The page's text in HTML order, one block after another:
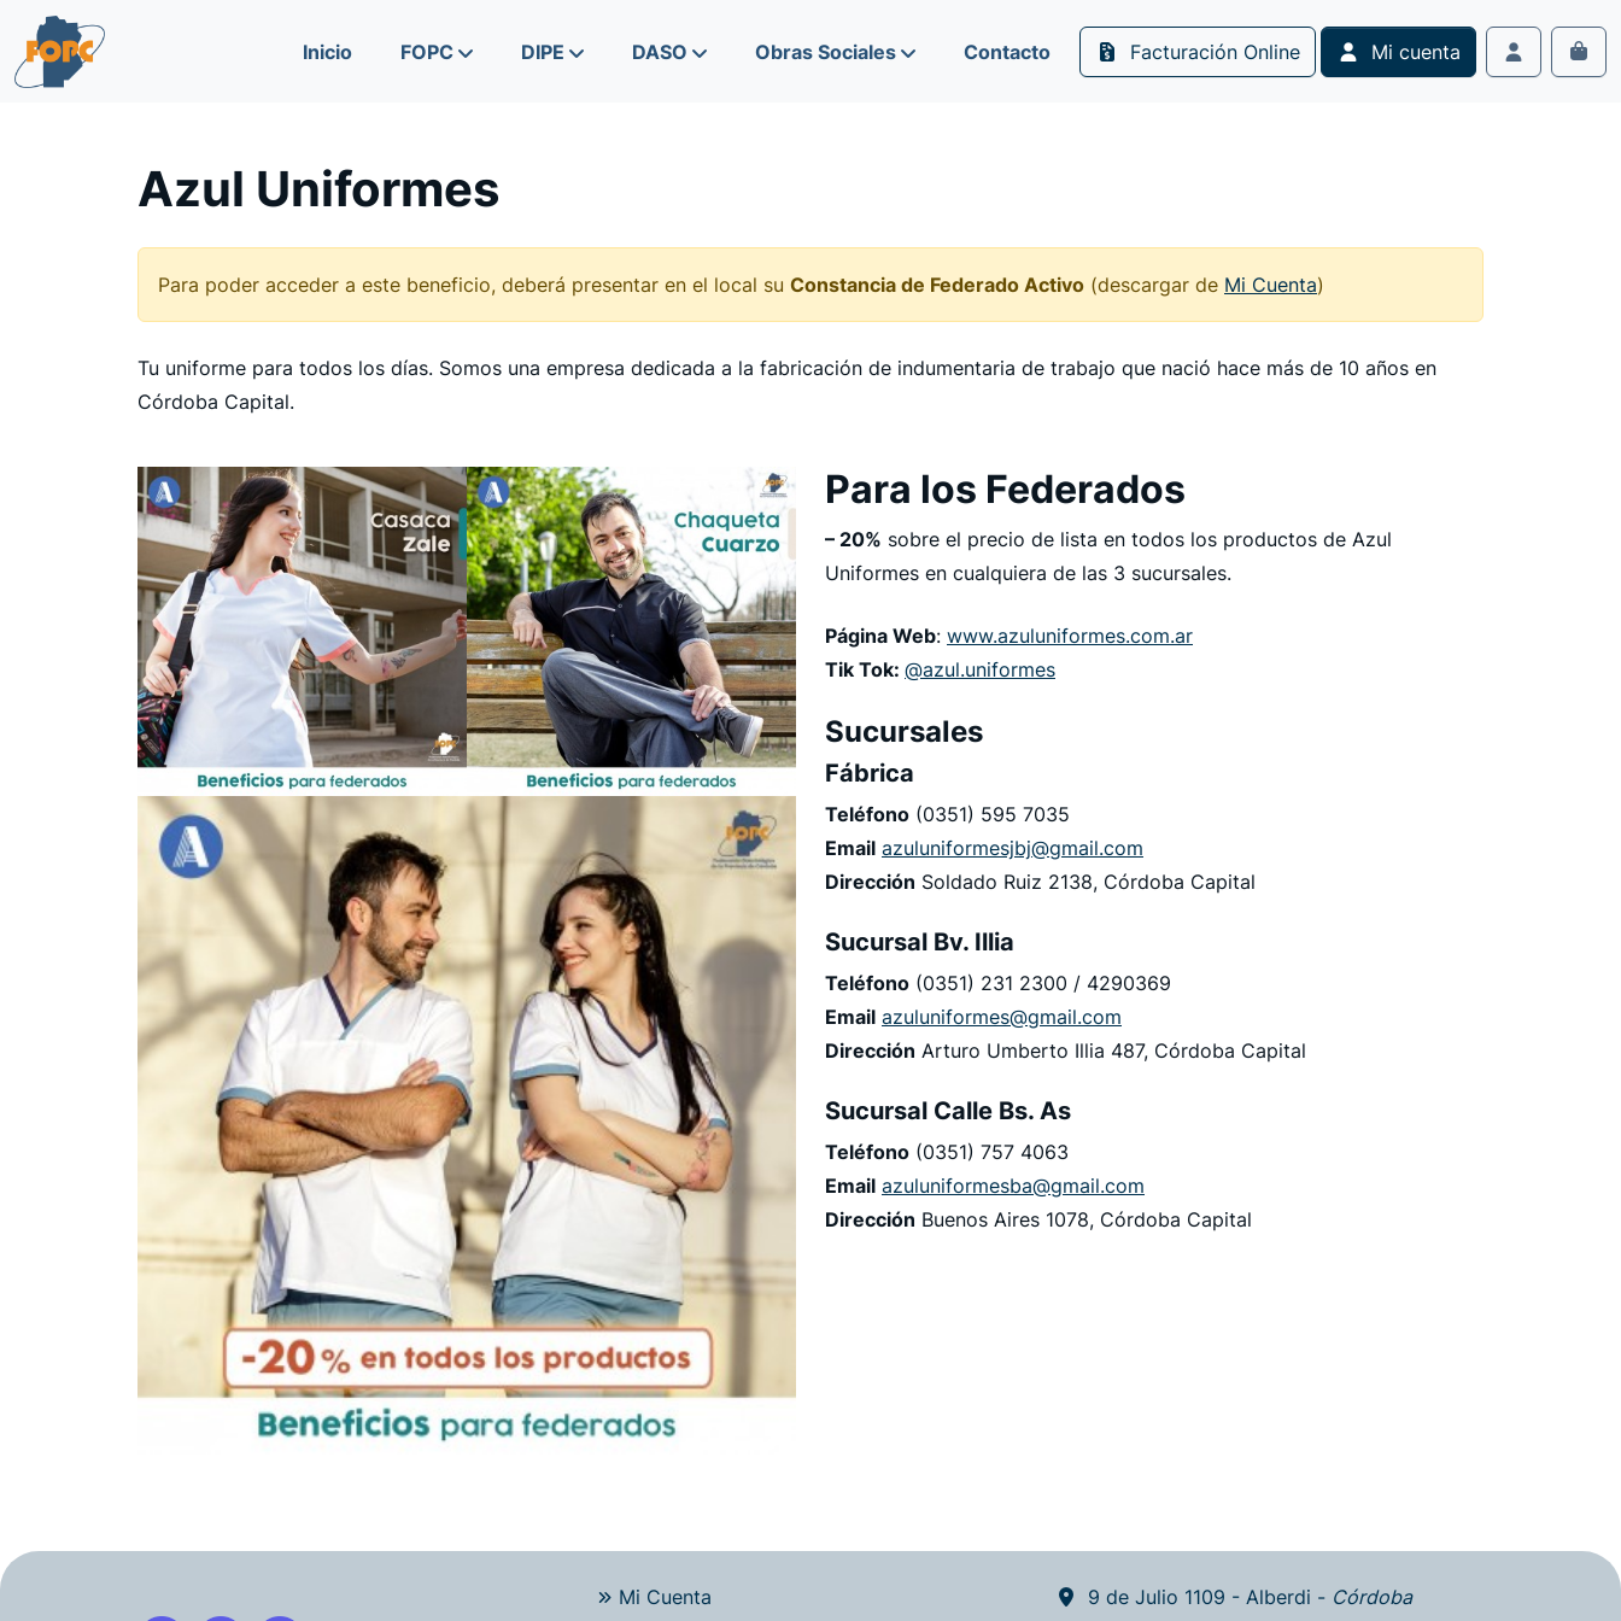
Skip to content
Skip to footer
Inicio
FOPC DIPE DASO Obras Sociales Contacto Facturación Online
Mi cuenta
Account
Cart
Azul Uniformes
Para poder acceder a este beneficio, deberá presentar en el local su Constancia de Federado Activo (descargar de Mi Cuenta)
Tu uniforme para todos los días. Somos una empresa dedicada a la fabricación de indumentaria de trabajo que nació hace más de 10 años en
Córdoba Capital.
Para los Federados
– 20% sobre el precio de lista en todos los productos de Azul
Uniformes en cualquiera de las 3 sucursales.
Página Web: www.azuluniformes.com.ar
Tik Tok: @azul.uniformes
Sucursales
Fábrica
Teléfono (0351) 595 7035
Email azuluniformesjbj@gmail.com
Dirección Soldado Ruiz 2138, Córdoba Capital
Sucursal Bv. Illia
Teléfono (0351) 231 2300 / 4290369
Email azuluniformes@gmail.com
Dirección Arturo Umberto Illia 487, Córdoba Capital
Sucursal Calle Bs. As
Teléfono (0351) 757 4063
Email azuluniformesba@gmail.com
Dirección Buenos Aires 1078, Córdoba Capital
Mi Cuenta 9 de Julio 1109 - Alberdi - Córdoba